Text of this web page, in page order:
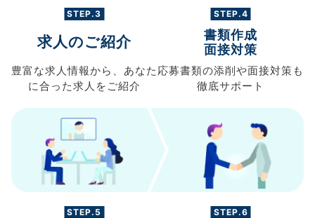
STEP.3
求人のご紹介
豊富な求人情報から、 あなた
に合った求人を ご紹介
STEP.4
書類作成
面接対策
応募書類の添削や面接対策も
徹底サポート
STEP.5 STEP.6